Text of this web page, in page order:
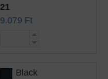
21
9.079 Ft
Black